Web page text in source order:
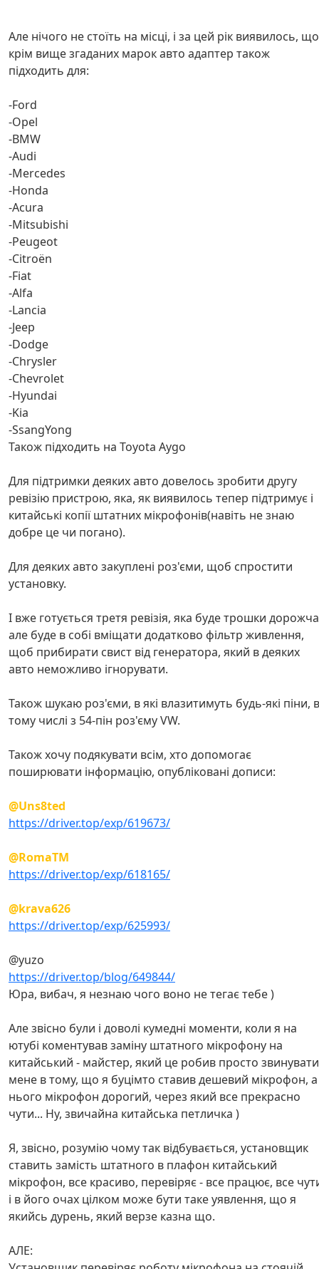
Але нічого не стоїть на місці, і за цей рік виявилось, що
крім вище згаданих марок авто адаптер також
підходить для:
-Ford
-Opel
-BMW
-Audi
-Mercedes
-Honda
-Acura
-Mitsubishi
-Peugeot
-Citroën
-Fiat
-Alfa
-Lancia
-Jeep
-Dodge
-Chrysler
-Chevrolet
-Hyundai
-Kia
-SsangYong
Також підходить на Toyota Aygo
Для підтримки деяких авто довелось зробити другу
ревізію пристрою, яка, як виявилось тепер підтримує і
китайські копії штатних мікрофонів(навіть не знаю
добре це чи погано).
Для деяких авто закуплені роз'єми, щоб спростити
установку.
І вже готується третя ревізія, яка буде трошки
але буде в собі вміщати додатково фільтр живлення,
щоб прибирати свист від генератора, який в деяких
авто неможливо ігнорувати.
Також шукаю роз'єми, в які влазитимуть будь-які піни, в
тому числі з 54-пін роз'єму VW.
Також хочу подякувати всім, хто допомогає
поширювати інформацію, опубліковані дописи:
@Uns8ted
https://driver.top/exp/619673/
@RomaTM
https://driver.top/exp/618165/
@krava626
https://driver.top/exp/625993/
@yuzo
https://driver.top/blog/649844/
Юра, вибач, я незнаю чого воно не тегає тебе )
Але звісно були і доволі кумедні моменти, коли я на
ютубі коментував заміну штатного мікрофону на
китайський - майстер, який це робив просто
мене в тому, що я буцімто ставив дешевий мікрофон,
нього мікрофон дорогий, через який все прекрасно
чути... Ну, звичайна китайська петличка )
Я, звісно, розумію чому так відбувається, установщик
ставить замість штатного в плафон китайський
мікрофон, все красиво, перевіряє - все працює, все
і в його очах цілком може бути таке уявлення, що я
якийсь дурень, який верзе казна що.
АЛЕ: